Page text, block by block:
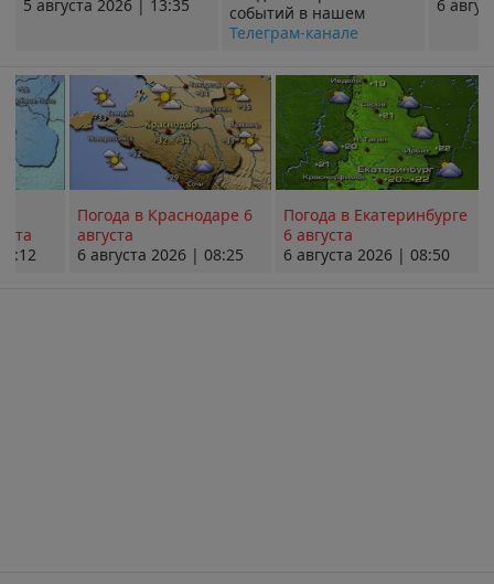
5 августа 2026 | 13:35
событий в нашем
Телеграм-канале
6
Погода в Краснодаре 6
августа
6 августа 2026 | 08:25
Погода в Екатеринбурге
6 августа
6 августа 2026 | 08:50